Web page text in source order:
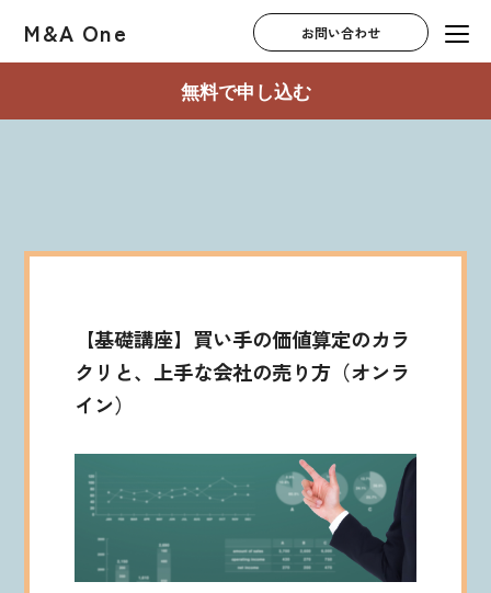
M&A One お問い合わせ
無料で申し込む
【基礎講座】買い手の価値算定のカラ
クリと、上手な会社の売り方（オンラ
イン）